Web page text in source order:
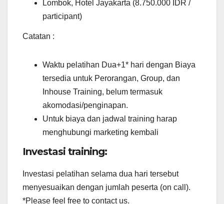
Lombok, Hotel Jayakarta (8.750.000 IDR /
participant)
Catatan :
Waktu pelatihan Dua+1* hari dengan Biaya
tersedia untuk Perorangan, Group, dan
Inhouse Training, belum termasuk
akomodasi/penginapan.
Untuk biaya dan jadwal training harap
menghubungi marketing kembali
Investasi training:
Investasi pelatihan selama dua hari tersebut
menyesuaikan dengan jumlah peserta (on call).
*Please feel free to contact us.